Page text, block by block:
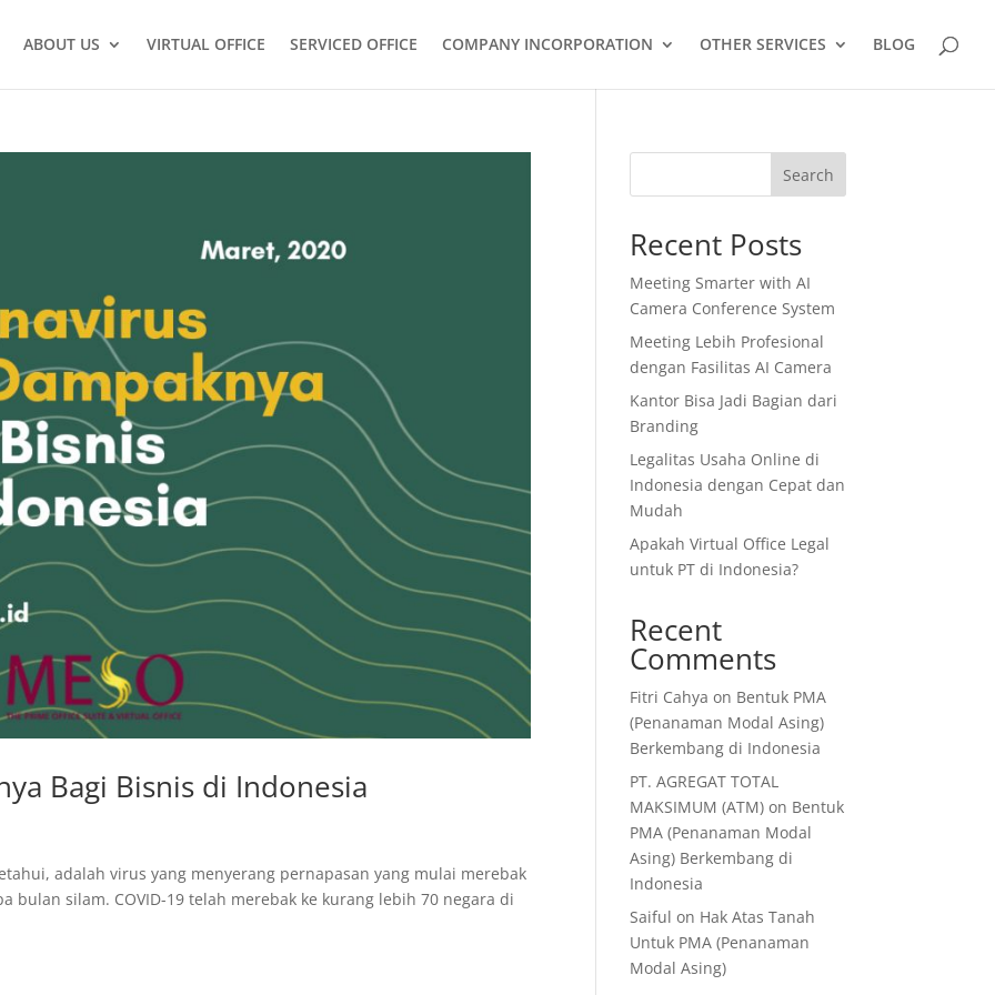
ABOUT US VIRTUAL OFFICE SERVICED OFFICE COMPANY INCORPORATION OTHER SERVICES BLOG
Bagi Bisnis di Indonesia
adalah virus yang menyerang pernapasan yang mulai merebak
bulan silam. COVID-19 telah merebak ke kurang lebih 70 negara di
Search
Recent Posts
Meeting Smarter with AI
Camera Conference System
Meeting Lebih Profesional
dengan Fasilitas AI Camera
Kantor Bisa Jadi Bagian dari
Branding
Legalitas Usaha Online di
Indonesia dengan Cepat dan
Mudah
Apakah Virtual Office Legal
untuk PT di Indonesia?
Recent
Comments
Fitri Cahya on Bentuk PMA
(Penanaman Modal Asing)
Berkembang di Indonesia
PT. AGREGAT TOTAL
MAKSIMUM (ATM) on Bentuk
PMA (Penanaman Modal
Asing) Berkembang di
Indonesia
Saiful on Hak Atas Tanah
Untuk PMA (Penanaman
Modal Asing)